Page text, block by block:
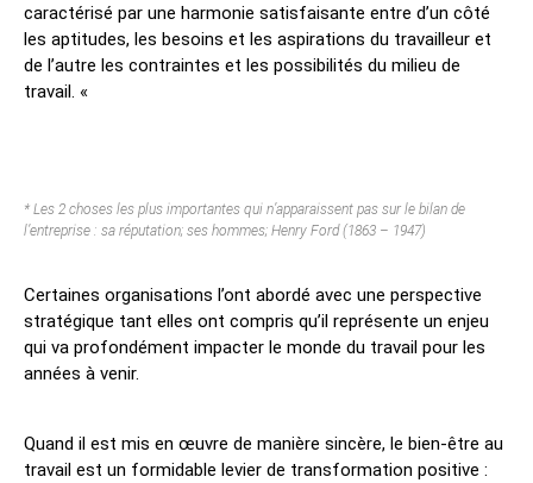
caractérisé par une harmonie satisfaisante entre d’un côté
les aptitudes, les besoins et les aspirations du travailleur et
de l’autre les contraintes et les possibilités du milieu de
travail. «
* Les 2 choses les plus importantes qui n’apparaissent pas sur le bilan de
l’entreprise : sa réputation; ses hommes; Henry Ford (1863 – 1947)
Certaines organisations l’ont abordé avec une perspective
stratégique tant elles ont compris qu’il représente un enjeu
qui va profondément impacter le monde du travail pour les
années à venir.
Quand il est mis en œuvre de manière sincère, le bien-être au
travail est un formidable levier de transformation positive :